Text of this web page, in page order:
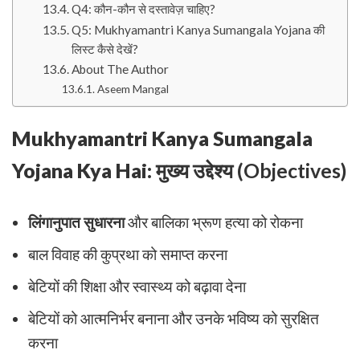
Q4: कौन-कौन से दस्तावेज़ चाहिए?
Q5: Mukhyamantri Kanya Sumangala Yojana की
लिस्ट कैसे देखें?
About The Author
Aseem Mangal
Mukhyamantri Kanya Sumangala
Yojana Kya Hai:मुख्य उद्देश्य (Objectives)
लिंगानुपात सुधारनाऔर बालिका भ्रूण हत्या को रोकना
बाल विवाह की कुप्रथा को समाप्त करना
बेटियों की शिक्षा और स्वास्थ्य को बढ़ावा देना
बेटियों को आत्मनिर्भर बनाना और उनके भविष्य को सुरक्षित
करना